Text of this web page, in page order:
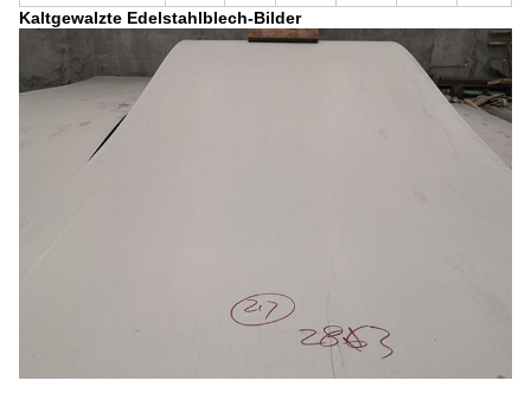
Kaltgewalzte Edelstahlblech-Bilder